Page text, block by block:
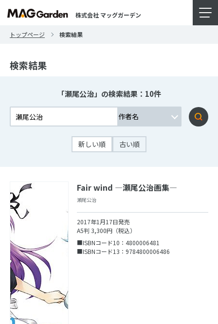
株式会社 マッグガーデン
トップページ 検索結果
検索結果
「瀬尾公治」の検索結果：10件
新しい順 古い順
Fair wind ―瀬尾公治画集―
瀬尾公治
2017年1月17日発売
A5判 3,300円（税込）
■ISBNコード10：4800006481
■ISBNコード13：9784800006486